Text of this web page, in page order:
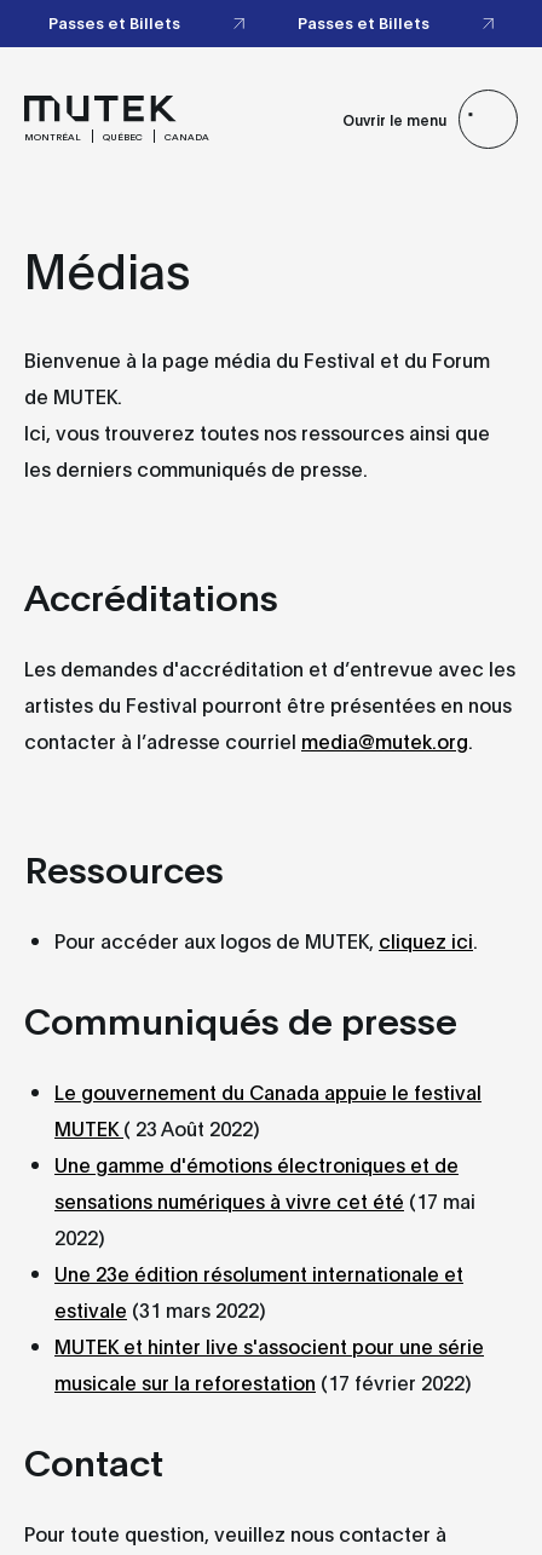
Passes et Billets Passes et Billets
MONTRÉAL QUÉBEC CANADA
Ouvrir le menu
Médias
Bienvenue à la page média du Festival et du Forum
de MUTEK.
Ici, vous trouverez toutes nos ressources ainsi que
les derniers communiqués de presse.
Accréditations
Les demandes d'accréditation et d’entrevue avec les
artistes du Festival pourront être présentées en nous
contacter à l’adresse courriel media@mutek.org
Ressources
Pour accéder aux logos de MUTEK, cliquez ici
Communiqués de presse
Le gouvernement du Canada appuie le festival
MUTEK ( 23 Août 2022)
Une gamme d'émotions électroniques et de
sensations numériques à vivre cet été (17 mai
2022)
Une 23e édition résolument internationale et
estivale (31 mars 2022)
MUTEK et hinter live s'associent pour une série
musicale sur la reforestation (17 février 2022)
Contact
Pour toute question, veuillez nous contacter à